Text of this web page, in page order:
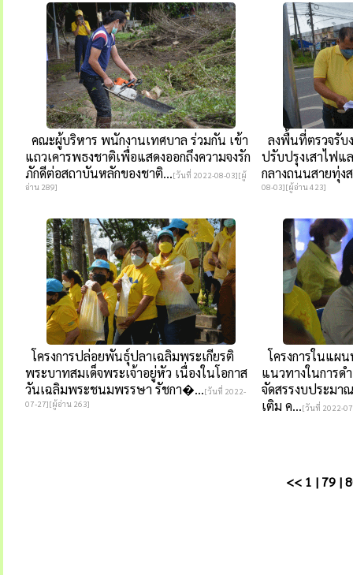
คณะผู้บริหาร พนักงานเทศบาล ร่วมกัน เข้า
แถวเคารพธงชาติเพื่อแสดงออกถึงความจงรัก
ภักดีต่อสถาบันหลักของชาติ...[วันที่ 2022-08-03][ผู้
อ่าน 289]
ลงพื้นที่ตรวจรับ
ปรับปรุงเสาไฟแ
กลางถนนสายทุ่ง
08-03][ผู้อ่าน 423]
โครงการปล่อยพันธุ์ปลาเฉลิมพระเกียรติ
พระบาทสมเด็จพระเจ้าอยู่หัว เนื่องในโอกาส
วันเฉลิมพระชนมพรรษา รัชกา�...[วันที่ 2022-
07-27][ผู้อ่าน 263]
โครงการในแผ
แนวทางในการด
จัดสรรงบประม
เติม ค...[วันที่ 2022-
<< 1 | 79 |